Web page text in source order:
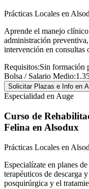
Prácticas Locales en
Aprende el manejo
administración
intervención en consultas
Requisitos:Sin formación
Bolsa / Salario Medio:
Solicitar Plazas e Info en
Especialidad en Auge
Curso de
Felina en Alsodux
Prácticas Locales en
Especialízate en planes
terapéuticos de descarga
posquirúrgica y el